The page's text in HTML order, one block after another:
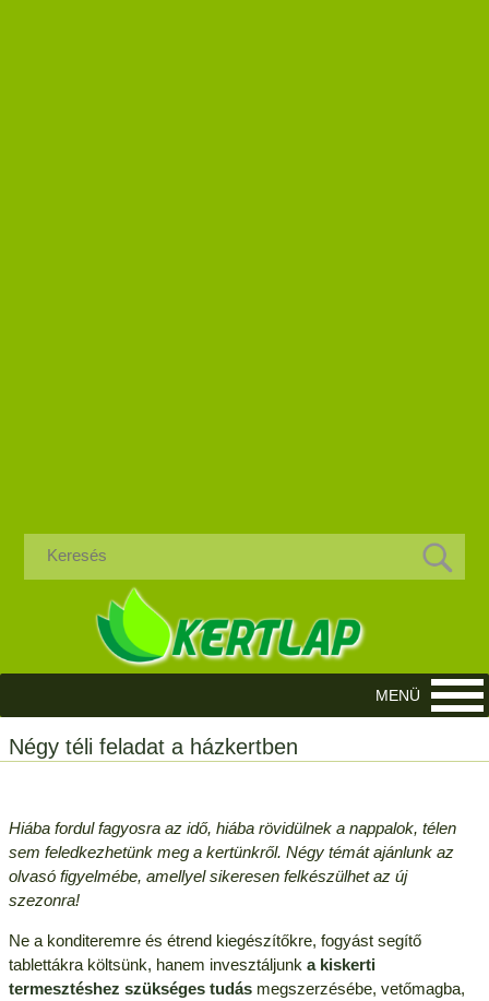
Négy téli feladat a házkertben
Hiába fordul fagyosra az idő, hiába rövidülnek a nappalok, télen
sem feledkezhetünk meg a kertünkről. Négy témát ajánlunk az
olvasó figyelmébe, amellyel sikeresen felkészülhet az új
szezonra!
Ne a konditeremre és étrend kiegészítőkre, fogyást segítő
tablettákra költsünk, hanem invesztáljunk a kiskerti
termesztéshez szükséges tudásmegszerzésébe, vetőmagba,